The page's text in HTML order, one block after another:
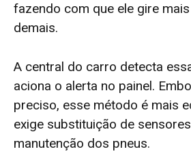
fazendo com que ele gire
demais.
A central do carro detecta
aciona o alerta no painel.
preciso, esse método é mais
exige substituição de
manutenção dos pneus.